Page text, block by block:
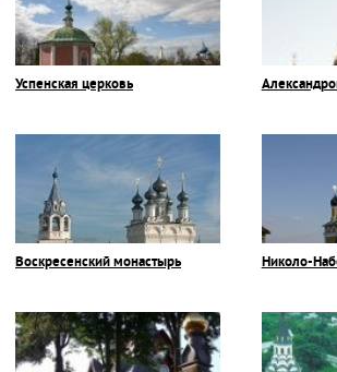
Успенская церковь
Воскресенский монастырь Николо-